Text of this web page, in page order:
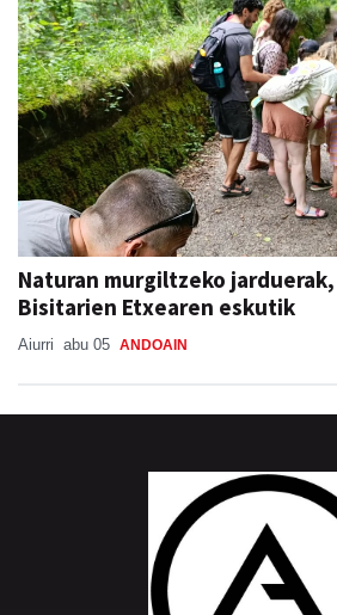
Naturan murgiltzeko
Bisitarien Etxearen eskutik
Aiurri abu 05 ANDOAIN